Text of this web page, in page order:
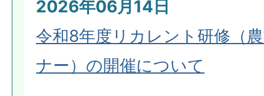
2026年06月14日
令和8年度リカレント研修（
ナー）の開催について